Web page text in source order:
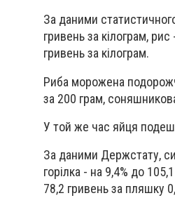
За даними
гривень за кілограм,
гривень за кілограм.
Риба морожена
за 200 грам,
У той же час яйця
За даними Держстату,
горілка - на 9,4% до
78,2 гривень за пляшку